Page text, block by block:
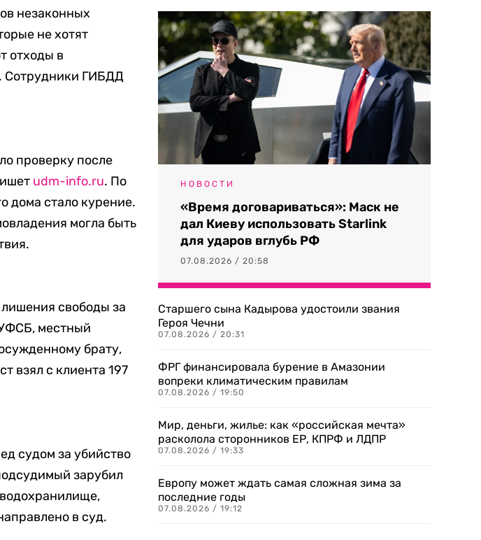
незаконных
не хотят
отходы в
Сотрудники ГИБДД
проверку после
udm-info.ru. По
дома стало курение.
могла быть
свободы за
местный
брату,
взял с клиента 197
судом за убийство
зарубил
в суд.
НОВОСТИ
«Время договариваться»: Маск не
дал Киеву использовать Starlink
для ударов вглубь РФ
07.08.2026 / 20:58
Старшего сына Кадырова удостоили звания
Героя Чечни
07.08.2026 / 20:31
ФРГ финансировала бурение в Амазонии
вопреки климатическим правилам
07.08.2026 / 19:50
Мир, деньги, жилье: как «российская мечта»
расколола сторонников ЕР, КПРФ и ЛДПР
07.08.2026 / 19:33
Европу может ждать самая сложная зима за
последние годы
07.08.2026 / 19:12